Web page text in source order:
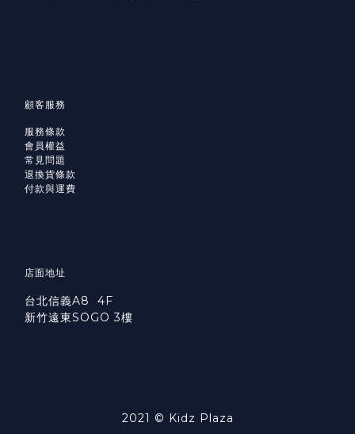
顧客服務
服務條款
會員權益
常見問題
退換貨條款
付款與運費
店面地址
台北信義A8 4F
新竹遠東SOGO 3樓
2021 © Kidz Plaza